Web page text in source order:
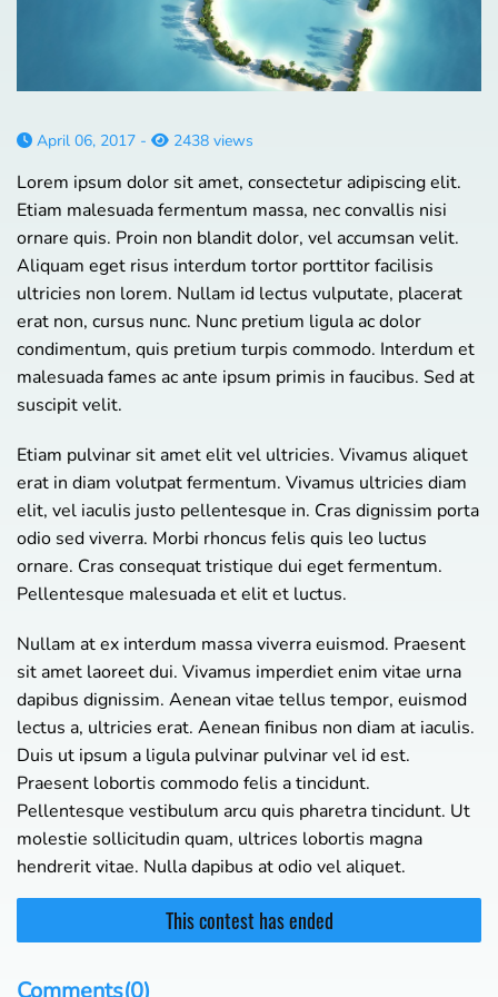
April 06, 2017 - 2438 views
Lorem ipsum dolor sit amet, consectetur adipiscing elit.
Etiam malesuada fermentum massa, nec convallis nisi
ornare quis. Proin non blandit dolor, vel accumsan velit.
Aliquam eget risus interdum tortor porttitor facilisis
ultricies non lorem. Nullam id lectus vulputate, placerat
erat non, cursus nunc. Nunc pretium ligula ac dolor
condimentum, quis pretium turpis commodo. Interdum et
malesuada fames ac ante ipsum primis in faucibus. Sed at
suscipit velit.
Etiam pulvinar sit amet elit vel ultricies. Vivamus aliquet
erat in diam volutpat fermentum. Vivamus ultricies diam
elit, vel iaculis justo pellentesque in. Cras dignissim porta
odio sed viverra. Morbi rhoncus felis quis leo luctus
ornare. Cras consequat tristique dui eget fermentum.
Pellentesque malesuada et elit et luctus.
Nullam at ex interdum massa viverra euismod. Praesent
sit amet laoreet dui. Vivamus imperdiet enim vitae urna
dapibus dignissim. Aenean vitae tellus tempor, euismod
lectus a, ultricies erat. Aenean finibus non diam at iaculis.
Duis ut ipsum a ligula pulvinar pulvinar vel id est.
Praesent lobortis commodo felis a tincidunt.
Pellentesque vestibulum arcu quis pharetra tincidunt. Ut
molestie sollicitudin quam, ultrices lobortis magna
hendrerit vitae. Nulla dapibus at odio vel aliquet.
Comments(0)